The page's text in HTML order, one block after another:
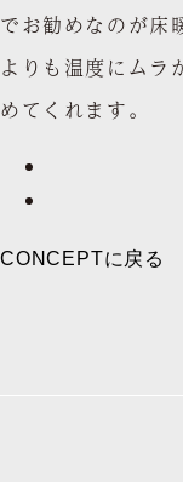
でお勧めなのが床
よりも温度にムラ
めてくれます。
CONCEPTに戻る